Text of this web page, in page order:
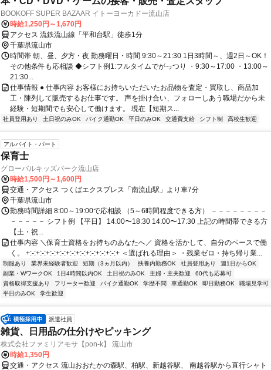
BOOKOFF SUPER BAZAAR イトーヨーカドー流山店
時給1,250円～1,670円
アクセス 流鉄流山線「平和台駅」徒歩1分
千葉県流山市
時間帯 朝、昼、夕方・夜 勤務曜日・時間 9:30～21:30 1日3時間～、週2日～OK！
その他条件も応相談 ◆シフト例1:フルタイムでがっつり ・9:30～17:00 ・13:00～
21:30...
仕事情報 ● 仕事内容 お客様にお持ちいただいたお品物を査定・買取し、商品加
工・陳列して販売するお仕事です。 声を掛け合い、フォローしあう職場だから未
経験・短期間でも安心して働けます。 現在【短期ス...
社員登用あり 土日祝のみOK バイク通勤OK 平日のみOK 交通費支給 シフト制 高校生歓迎
アルバイト・パート
保育士
グローバルキッズパーク流山店
時給1,500円～1,600円
交通・アクセス つくばエクスプレス「南流山駅」より車7分
千葉県流山市
勤務時間詳細 8:00～19:00で応相談 （5～6時間程度できる方） －－－－－－－－
－－－－－ シフト例 【平日】 14:00〜18:30 14:00〜17:30 上記の時間帯できる方
【土・祝...
仕事内容 ＼保育士資格をお持ちのあなたへ／ 資格を活かして、自分のペースで働
く。 +:-:+:-:+:-:+:-:+:-:+:-:+:-:+:-:+:-:+ ＜選ばれる理由＞ ・残業ゼロ・持ち帰り業...
制服あり 業界未経験者歓迎 短期（3ヵ月以内） 扶養内勤務OK 社員登用あり
週1日からOK
副業・WワークOK
1日4時間以内OK 土日祝のみOK 主婦・主夫歓迎
60代も応募可
資格取得支援あり
フリーター歓迎 バイク通勤OK 学歴不問 車通勤OK 即日勤務OK
職場見学可
平日のみOK
学生歓迎
派遣社員
雑貨、日用品の仕分けやピッキング
株式会社ファミリアモサ【pon-k】 流山市
時給1,350円
交通・アクセス 流山おおたかの森駅、柏駅、新越谷駅、 南越谷駅から直行シャト